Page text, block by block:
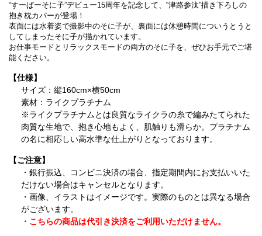
“すーぱーそに子”デビュー15周年を記念して、“津路参汰”描き下ろしの
抱き枕カバーが登場！
表面には水着姿で撮影中のそに子が、裏面には休憩時間についうとうと
してしまったそに子が描かれています。
お仕事モードとリラックスモードの両方のそに子を、ぜひお手元でご堪
能ください。
【仕様】
サイズ：縦160cm×横50cm
素材：ライクプラチナム
※ライクプラチナムとは良質なライクラの糸で編みたてられた
肉質な生地で、抱き心地もよく、肌触りも滑らか。プラチナム
の名に相応しい高水準な仕上がりとなっております。
【ご注意】
・銀行振込、コンビニ決済の場合、指定期間内にお支払いいた
だけない場合はキャンセルとなります。
・画像、イラストはイメージです。実際のものとは異なる場合
がございます。
・こちらの商品は代引き決済をご利用いただけません。